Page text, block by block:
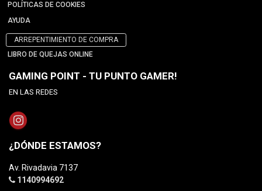
POLÍTICAS DE COOKIES
AYUDA
ARREPENTIMIENTO DE COMPRA
LIBRO DE QUEJAS ONLINE
GAMING POINT - TU PUNTO GAMER!
EN LAS REDES
¿DÓNDE ESTAMOS?
Av. Rivadavia 7137
1140994692